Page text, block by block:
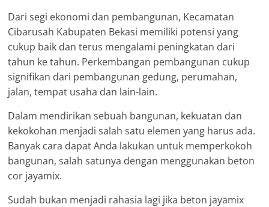
Dari segi ekonomi dan pembangunan, Kecamatan
Cibarusah Kabupaten Bekasi memiliki potensi yang
cukup baik dan terus mengalami peningkatan dari
tahun ke tahun. Perkembangan pembangunan cukup
signifikan dari pembangunan gedung, perumahan,
jalan, tempat usaha dan lain-lain.
Dalam mendirikan sebuah bangunan, kekuatan dan
kekokohan menjadi salah satu elemen yang harus ada.
Banyak cara dapat Anda lakukan untuk memperkokoh
bangunan, salah satunya dengan menggunakan beton
cor jayamix.
Sudah bukan menjadi rahasia lagi jika beton jayamix